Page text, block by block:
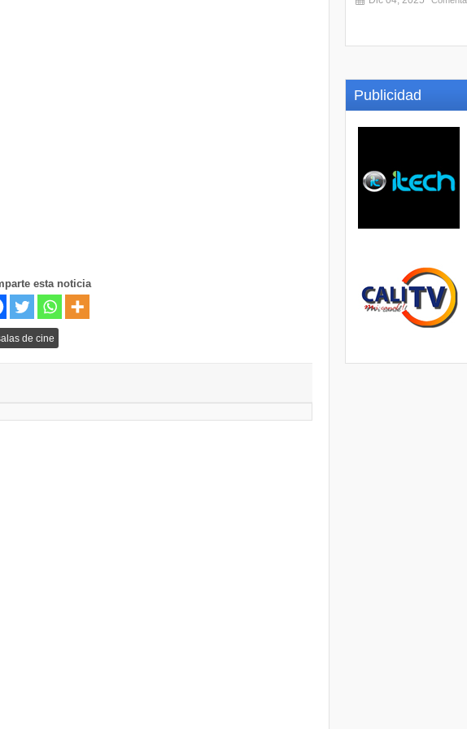
esta noticia
de cine
Publicidad